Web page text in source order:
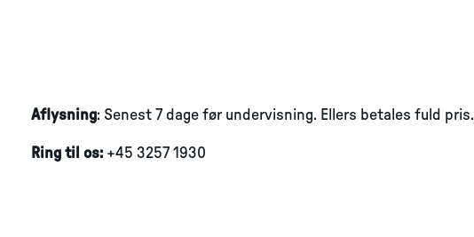
Aflysning: Senest 7 dage før undervisning. Ellers betales fuld pris.
Ring til os: +45 3257 1930